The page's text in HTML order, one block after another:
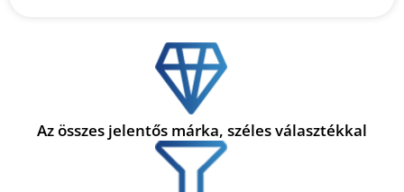
Az összes jelentős márka, széles választékkal